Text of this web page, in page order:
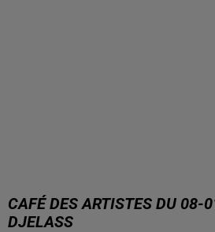
CAFÉ DES ARTISTES DU 08-
DJELASS